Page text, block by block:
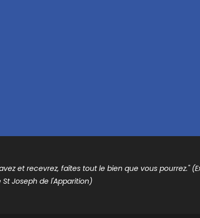
et recevrez, faîtes tout le bien que vous pourrez."
Joseph de l'Apparition)